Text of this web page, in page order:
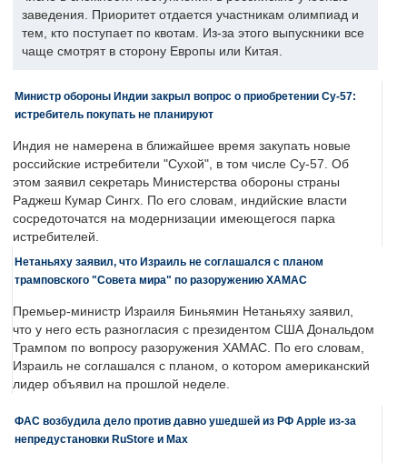
заведения. Приоритет отдается участникам олимпиад и
тем, кто поступает по квотам. Из-за этого выпускники все
чаще смотрят в сторону Европы или Китая.
Министр обороны Индии закрыл вопрос о приобретении Су-57:
истребитель покупать не планируют
Индия не намерена в ближайшее время закупать новые
российские истребители "Сухой", в том числе Су-57. Об
этом заявил секретарь Министерства обороны страны
Раджеш Кумар Сингх. По его словам, индийские власти
сосредоточатся на модернизации имеющегося парка
истребителей.
Нетаньяху заявил, что Израиль не соглашался с планом
трамповского "Совета мира" по разоружению ХАМАС
Премьер-министр Израиля Биньямин Нетаньяху заявил,
что у него есть разногласия с президентом США Дональдом
Трампом по вопросу разоружения ХАМАС. По его словам,
Израиль не соглашался с планом, о котором американский
лидер объявил на прошлой неделе.
ФАС возбудила дело против давно ушедшей из РФ Apple из-за
непредустановки RuStore и Max